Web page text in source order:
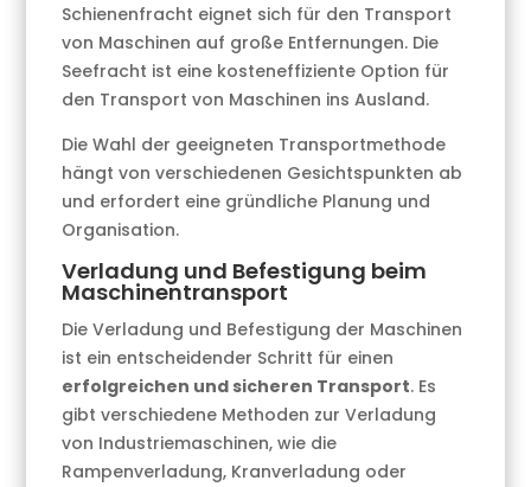
Schienenfracht eignet sich für den Transport
von Maschinen auf große Entfernungen. Die
Seefracht ist eine kosteneffiziente Option für
den Transport von Maschinen ins Ausland.
Die Wahl der geeigneten Transportmethode
hängt von verschiedenen Gesichtspunkten ab
und erfordert eine gründliche Planung und
Organisation.
Verladung und Befestigung beim
Maschinentransport
Die Verladung und Befestigung der Maschinen
ist ein entscheidender Schritt für einen
erfolgreichen und sicheren Transport. Es
gibt verschiedene Methoden zur Verladung
von Industriemaschinen, wie die
Rampenverladung, Kranverladung oder